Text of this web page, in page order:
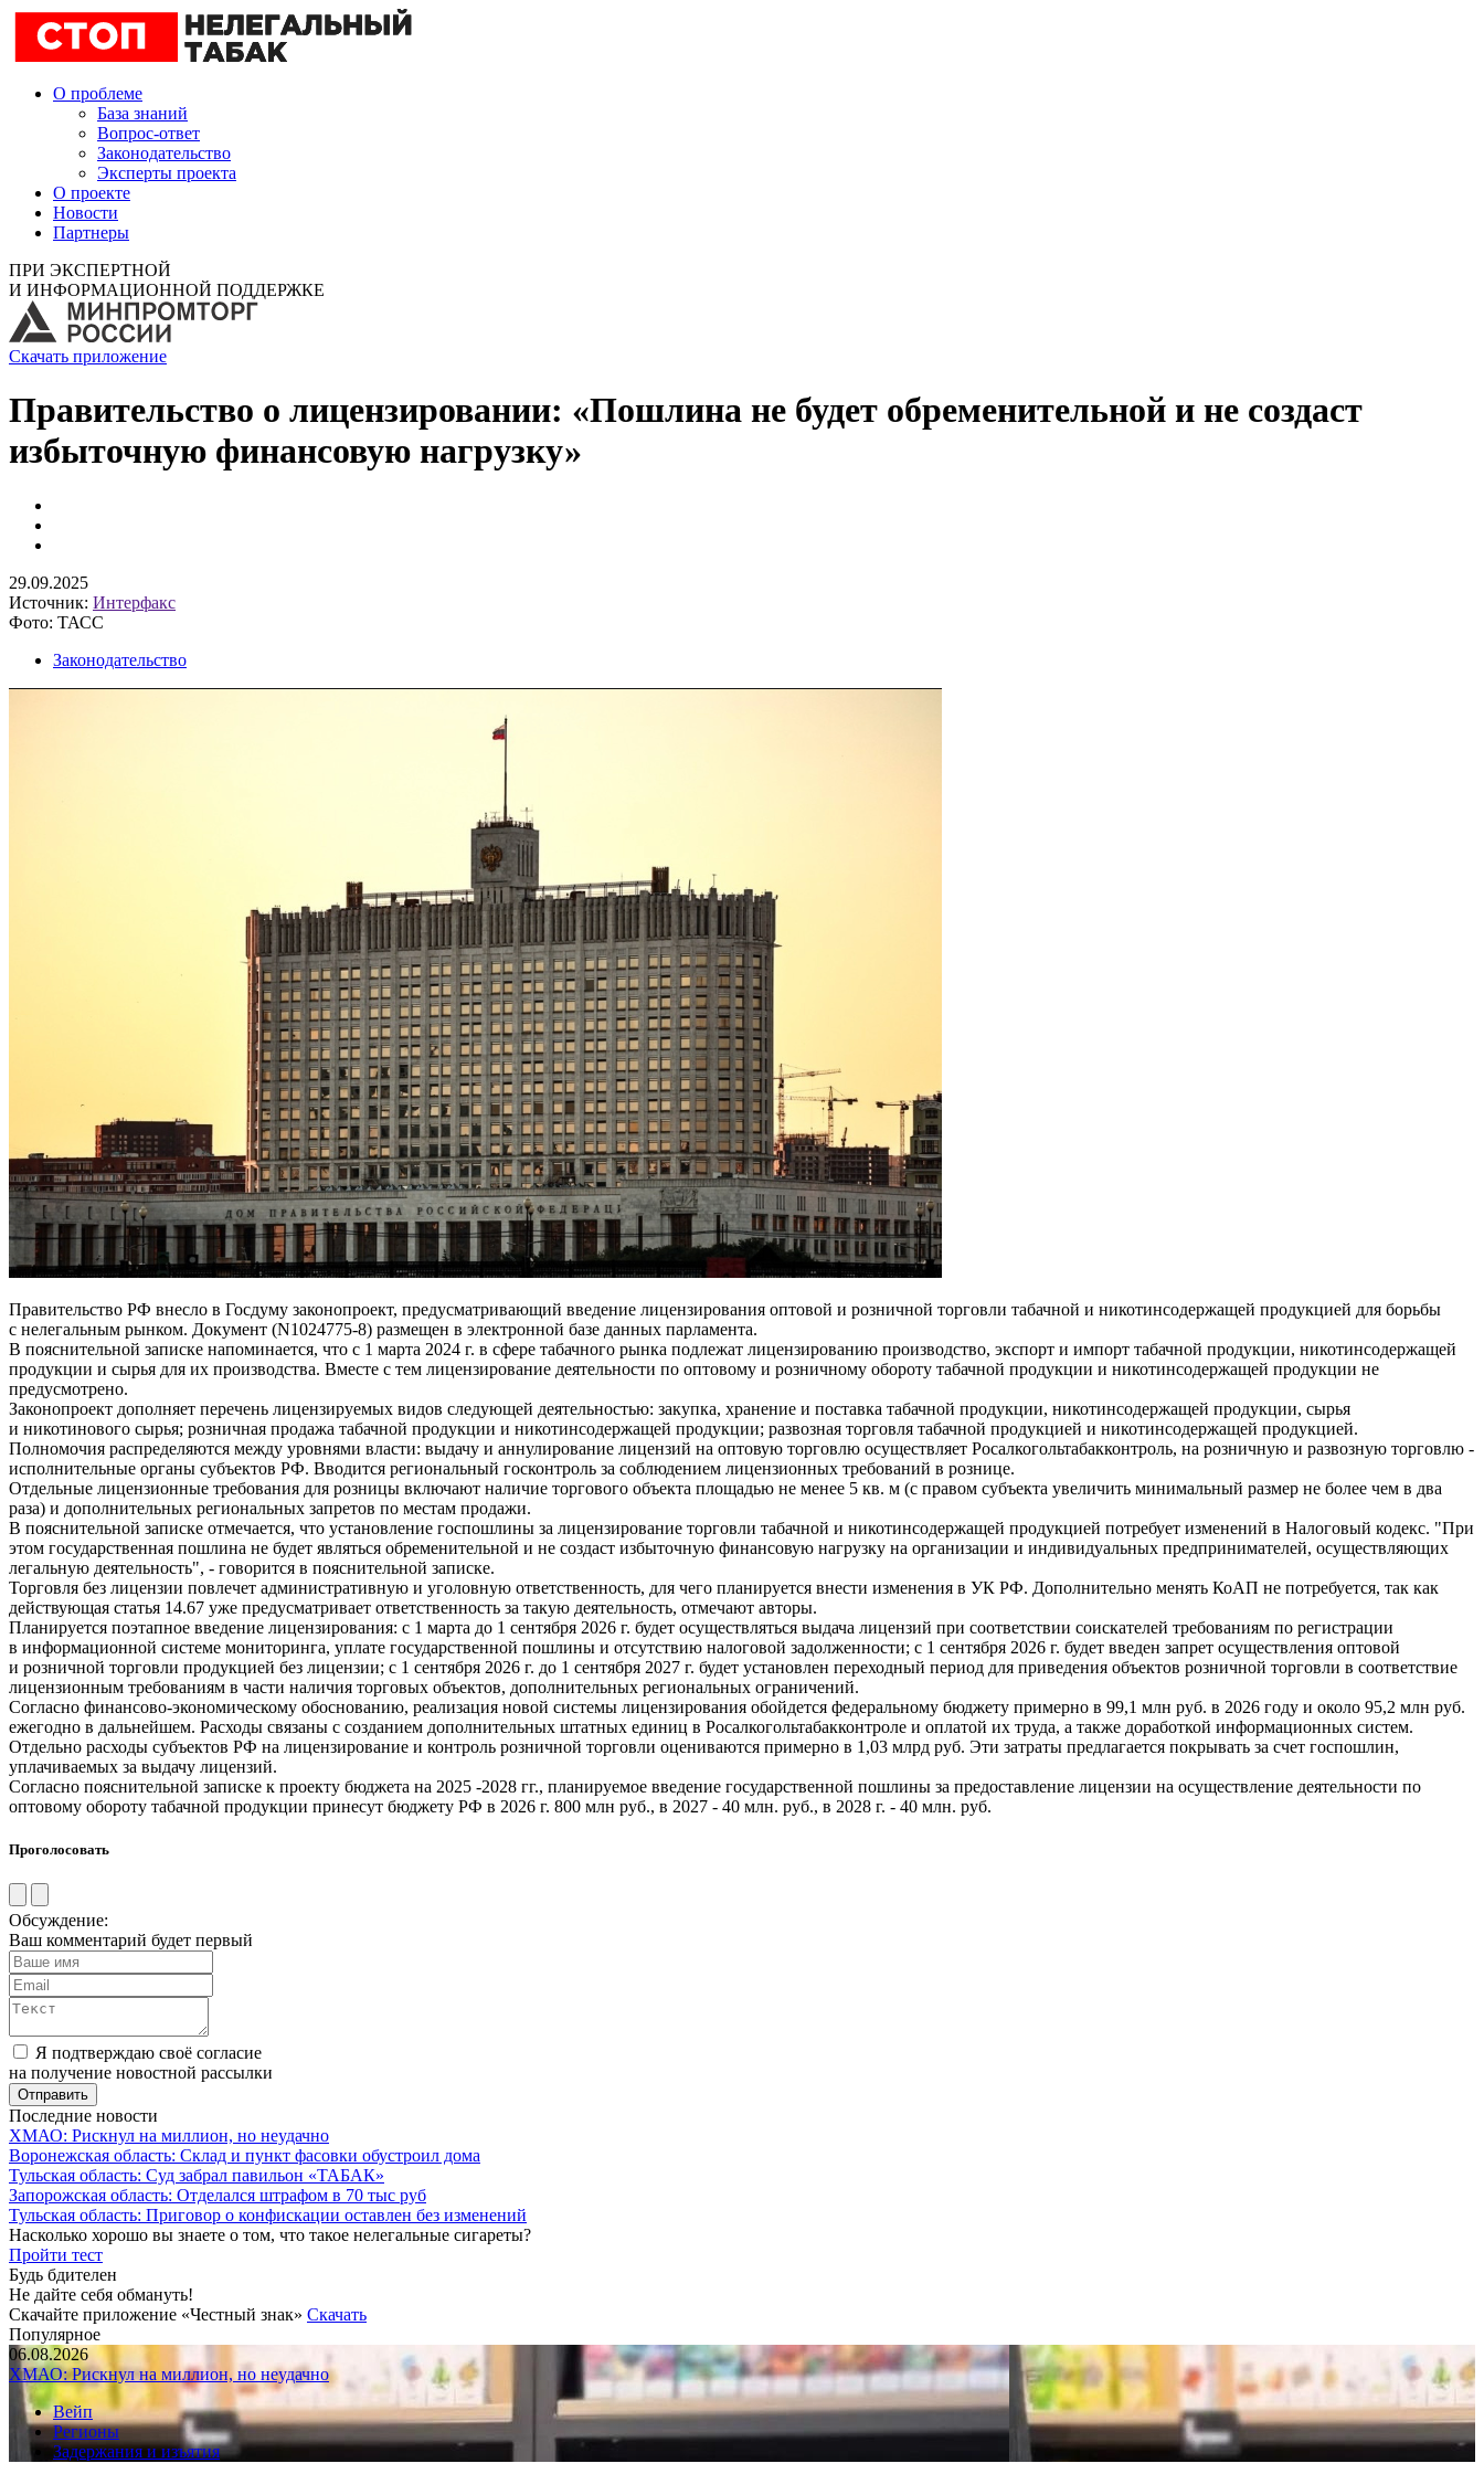
О проблеме
База знаний
Вопрос-ответ
Законодательство
Эксперты проекта
О проекте
Новости
Партнеры
ПРИ ЭКСПЕРТНОЙ
И ИНФОРМАЦИОННОЙ ПОДДЕРЖКЕ
Скачать приложение
Правительство о лицензировании: «Пошлина не будет обременительной и не создаст
избыточную финансовую нагрузку»
29.09.2025
Источник: Интерфакс
Фото: ТАСС
Законодательство
Правительство РФ внесло в Госдуму законопроект, предусматривающий введение лицензирования оптовой и розничной торговли табачной и никотинсодержащей продукцией для борьбы
с нелегальным рынком. Документ (N1024775-8) размещен в электронной базе данных парламента.
В пояснительной записке напоминается, что с 1 марта 2024 г. в сфере табачного рынка подлежат лицензированию производство, экспорт и импорт табачной продукции, никотинсодержащей
продукции и сырья для их производства. Вместе с тем лицензирование деятельности по оптовому и розничному обороту табачной продукции и никотинсодержащей продукции не
предусмотрено.
Законопроект дополняет перечень лицензируемых видов следующей деятельностью: закупка, хранение и поставка табачной продукции, никотинсодержащей продукции, сырья
и никотинового сырья; розничная продажа табачной продукции и никотинсодержащей продукции; развозная торговля табачной продукцией и никотинсодержащей продукцией.
Полномочия распределяются между уровнями власти: выдачу и аннулирование лицензий на оптовую торговлю осуществляет Росалкогольтабакконтроль, на розничную и развозную торговлю -
исполнительные органы субъектов РФ. Вводится региональный госконтроль за соблюдением лицензионных требований в рознице.
Отдельные лицензионные требования для розницы включают наличие торгового объекта площадью не менее 5 кв. м (с правом субъекта увеличить минимальный размер не более чем в два
раза) и дополнительных региональных запретов по местам продажи.
В пояснительной записке отмечается, что установление госпошлины за лицензирование торговли табачной и никотинсодержащей продукцией потребует изменений в Налоговый кодекс. "При
этом государственная пошлина не будет являться обременительной и не создаст избыточную финансовую нагрузку на организации и индивидуальных предпринимателей, осуществляющих
легальную деятельность", - говорится в пояснительной записке.
Торговля без лицензии повлечет административную и уголовную ответственность, для чего планируется внести изменения в УК РФ. Дополнительно менять КоАП не потребуется, так как
действующая статья 14.67 уже предусматривает ответственность за такую деятельность, отмечают авторы.
Планируется поэтапное введение лицензирования: с 1 марта до 1 сентября 2026 г. будет осуществляться выдача лицензий при соответствии соискателей требованиям по регистрации
в информационной системе мониторинга, уплате государственной пошлины и отсутствию налоговой задолженности; с 1 сентября 2026 г. будет введен запрет осуществления оптовой
и розничной торговли продукцией без лицензии; с 1 сентября 2026 г. до 1 сентября 2027 г. будет установлен переходный период для приведения объектов розничной торговли в соответствие
лицензионным требованиям в части наличия торговых объектов, дополнительных региональных ограничений.
Согласно финансово-экономическому обоснованию, реализация новой системы лицензирования обойдется федеральному бюджету примерно в 99,1 млн руб. в 2026 году и около 95,2 млн руб.
ежегодно в дальнейшем. Расходы связаны с созданием дополнительных штатных единиц в Росалкогольтабакконтроле и оплатой их труда, а также доработкой информационных систем.
Отдельно расходы субъектов РФ на лицензирование и контроль розничной торговли оцениваются примерно в 1,03 млрд руб. Эти затраты предлагается покрывать за счет госпошлин,
уплачиваемых за выдачу лицензий.
Согласно пояснительной записке к проекту бюджета на 2025 -2028 гг., планируемое введение государственной пошлины за предоставление лицензии на осуществление деятельности по
оптовому обороту табачной продукции принесут бюджету РФ в 2026 г. 800 млн руб., в 2027 - 40 млн. руб., в 2028 г. - 40 млн. руб.
Проголосовать
Обсуждение:
Ваш комментарий будет первый
Я подтверждаю своё согласие
на получение новостной рассылки
Последние новости
ХМАО: Рискнул на миллион, но неудачно
Воронежская область: Склад и пункт фасовки обустроил дома
Тульская область: Суд забрал павильон «ТАБАК»
Запорожская область: Отделался штрафом в 70 тыс руб
Тульская область: Приговор о конфискации оставлен без изменений
Насколько хорошо вы знаете о том, что такое нелегальные сигареты?
Пройти тест
Будь бдителен
Не дайте себя обмануть!
Скачайте приложение «Честный знак» Скачать
Популярное
06.08.2026
ХМАО: Рискнул на миллион, но неудачно
Вейп
Регионы
Задержания и изъятия